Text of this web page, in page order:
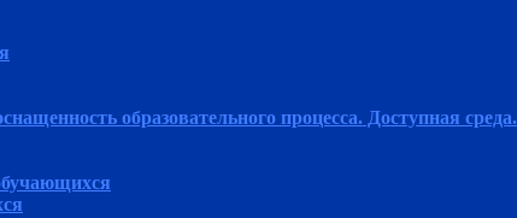
образовательного процесса. Доступная среда.